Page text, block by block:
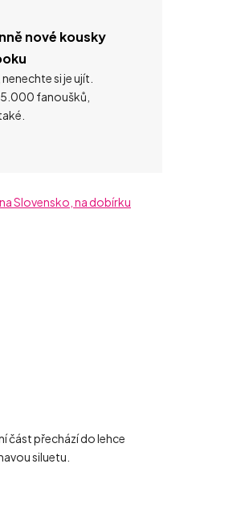
nové kousky
si je ujít.
fanoušků,
Slovensko, na dobírku
část přechází do lehce
siluetu.